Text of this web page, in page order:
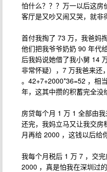
怕什么？？？万一以后这房
客厅是又吵又闹又哭，就非
首付我掏了 73 万，我爸妈
他们把我爷爷奶奶 90 年代
后我妈说她借了我小舅 14
非常怀疑），7 万我爸来还
。42+7+2000*36=52 ，相
年，这其中攒的积蓄完全没
房贷每个月 1 万 1 全部由
还完，我妈立马又让我交
月再给 2000 ，这钱以后给
我每个月税后 1 万 7 ，交
2000 ，真是怕我在深圳过